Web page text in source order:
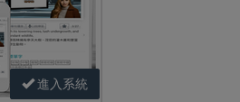
進入系統